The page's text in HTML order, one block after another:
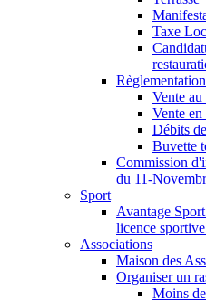
Taxe
Vente
Vente
Débits
Buvette
Commission
du 11-
Sport
Avantage
licence
Associations
Maison des
Organiser un
Moins